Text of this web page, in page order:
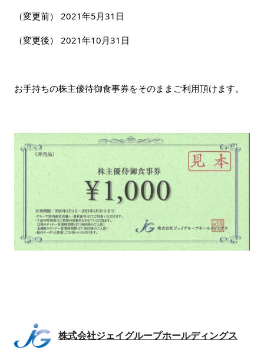
（変更前） 2021年5月31日
（変更後） 2021年10月31日
お手持ちの株主優待御食事券をそのままご利用頂けます。
株式会社ジェイグループホールディングス